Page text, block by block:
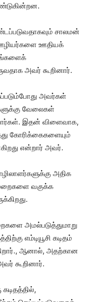
சாலமன்
ஊழியர்களை ஊதியக்
அவர் கூறினார்.
அவர்கள்
வேலைகள்
இதன் விளைவாக,
கோரிக்கைகளையும்
என்றார் அவர்.
அதிக
வகுக்க
அமல்படுத்துமாறு
எம்டியூசி கடிதம்
ஆனால், அதற்கான
கூறினார்.